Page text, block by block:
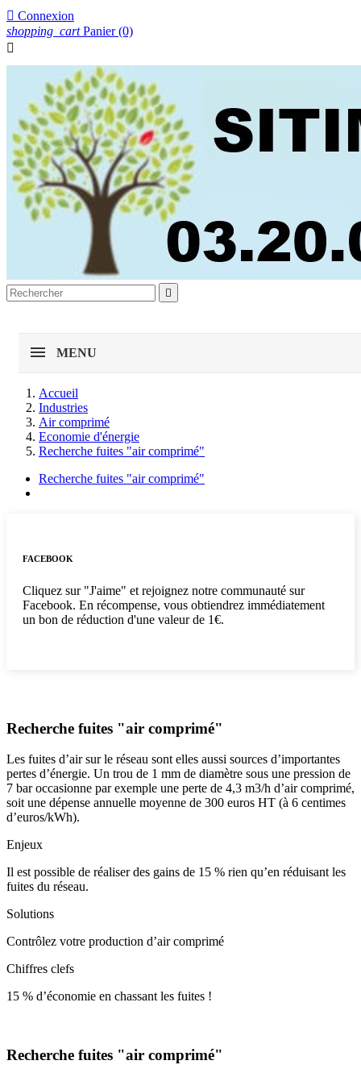
 Connexion
shopping_cart Panier (0)


MENU
Accueil
Industries
Air comprimé
Economie d'énergie
Recherche fuites "air comprimé"
Recherche fuites "air comprimé"
FACEBOOK
Cliquez sur "J'aime" et rejoignez notre communauté sur
Facebook. En récompense, vous obtiendrez immédiatement
un bon de réduction d'une valeur de 1€.
Recherche fuites "air comprimé"
Les fuites d’air sur le réseau sont elles aussi sources d’importantes
pertes d’énergie. Un trou de 1 mm de diamètre sous une pression de
7 bar occasionne par exemple une perte de 4,3 m3/h d’air comprimé,
soit une dépense annuelle moyenne de 300 euros HT (à 6 centimes
d’euros/kWh).
Enjeux
Il est possible de réaliser des gains de 15 % rien qu’en réduisant les
fuites du réseau.
Solutions
Contrôlez votre production d’air comprimé
Chiffres clefs
15 % d’économie en chassant les fuites !
Recherche fuites "air comprimé"